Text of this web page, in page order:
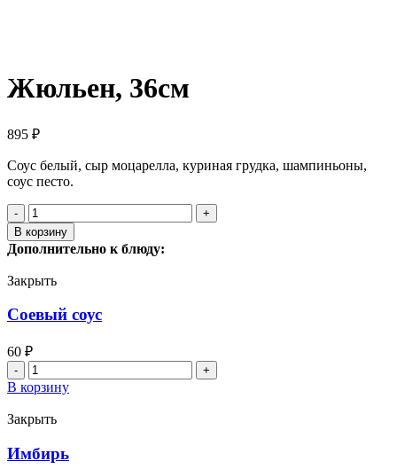
Жюльен, 36см
895 ₽
Соус белый, сыр моцарелла, куриная грудка, шампиньоны,
соус песто.
Количество
товара
Жюльен,
36см
В корзину
Дополнительно к блюду:
Закрыть
Соевый соус
60 ₽
Количество
товара
Соевый
соус
В корзину
Закрыть
Имбирь